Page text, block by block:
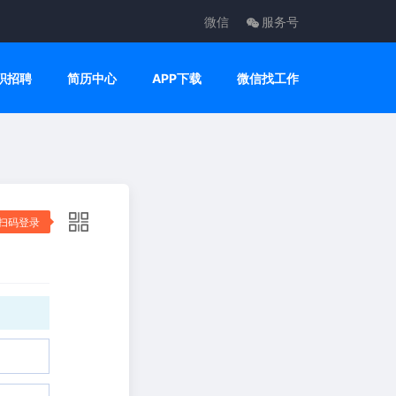
微信 服务号
招聘 简历中心 APP下载 微信找工作
码登录